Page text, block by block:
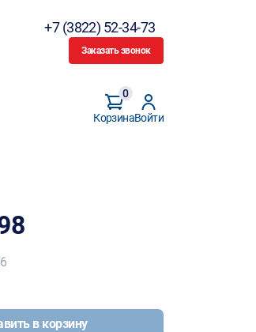
+7 (3822) 52-34-73
Заказать звонок
Корзина
0
Войти
в корзину